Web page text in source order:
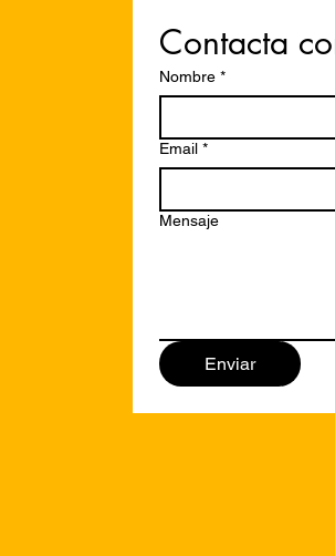
Contacta
Nombre *
Email *
Mensaje
Enviar